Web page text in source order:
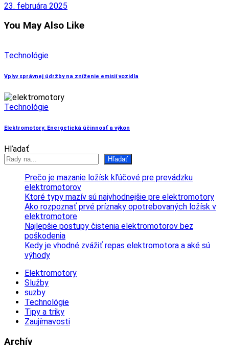
23. februára 2025
You May Also Like
Technológie
Vplyv správnej údržby na zníženie emisií vozidla
Technológie
Elektromotory: Energetická účinnosť a výkon
Hľadať
Hľadať
Prečo je mazanie ložísk kľúčové pre prevádzku
elektromotorov
Ktoré typy mazív sú najvhodnejšie pre elektromotory
Ako rozpoznať prvé príznaky opotrebovaných ložísk v
elektromotore
Najlepšie postupy čistenia elektromotorov bez
poškodenia
Kedy je vhodné zvážiť repas elektromotora a aké sú
výhody
Elektromotory
Služby
suzby
Technológie
Tipy a triky
Zaujímavosti
Archív